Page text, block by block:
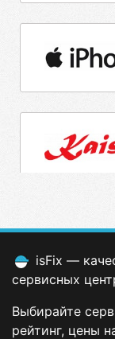
isFix —
сервисных
Выбирайте
рейтинг, цены